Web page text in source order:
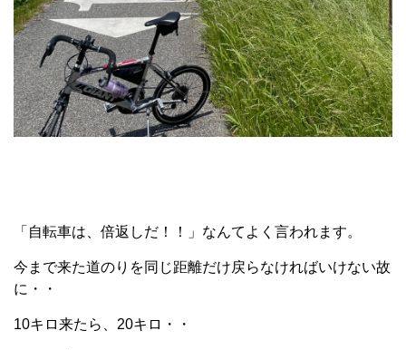
「自転車は、倍返しだ！！」なんてよく言われます。
今まで来た道のりを同じ距離だけ戻らなければいけない故
に・・
10キロ来たら、20キロ・・